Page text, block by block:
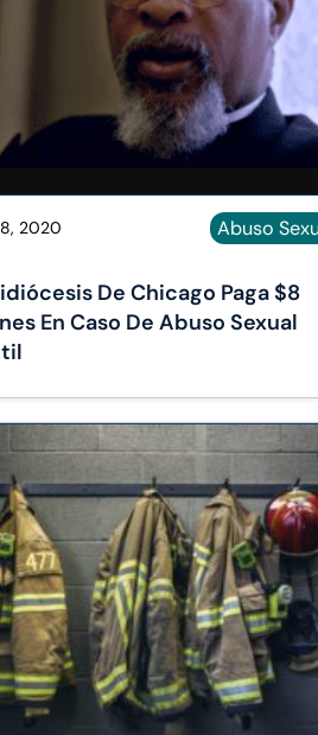
2020 Abuso
De Chicago Paga $8
En Caso De Abuso Sexual